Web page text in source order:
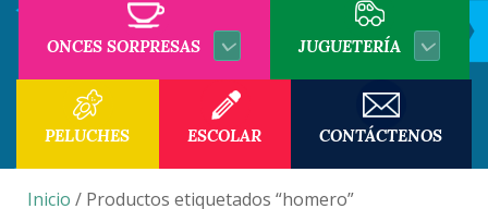
ONCES SORPRESAS JUGUETERÍA
PELUCHES ESCOLAR CONTÁCTENOS
Inicio / Productos etiquetados “homero”